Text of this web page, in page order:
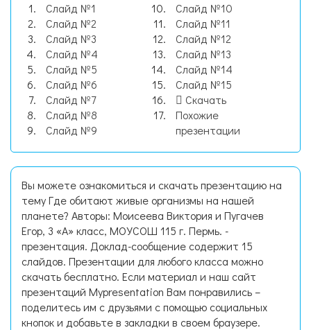
Слайд №1
Слайд №2
Слайд №3
Слайд №4
Слайд №5
Слайд №6
Слайд №7
Слайд №8
Слайд №9
Слайд №10
Слайд №11
Слайд №12
Слайд №13
Слайд №14
Слайд №15
Скачать
Похожие
презентации
Вы можете ознакомиться и скачать презентацию на
тему Где обитают живые организмы на нашей
планете? Авторы: Моисеева Виктория и Пугачев
Егор, 3 «А» класс, МОУСОШ 115 г. Пермь. -
презентация. Доклад-сообщение содержит 15
слайдов. Презентации для любого класса можно
скачать бесплатно. Если материал и наш сайт
презентаций Mypresentation Вам понравились –
поделитесь им с друзьями с помощью социальных
кнопок и добавьте в закладки в своем браузере.